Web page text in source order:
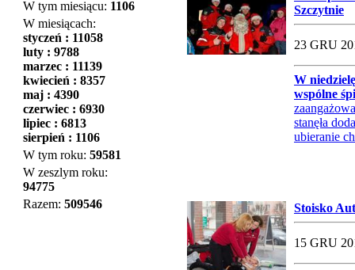
W tym miesiącu: 1106
W miesiącach:
styczeń : 11058
luty : 9788
marzec : 11139
kwiecień : 8357
maj : 4390
czerwiec : 6930
lipiec : 6813
sierpień : 1106
W tym roku: 59581
W zeszlym roku:
94775
Razem: 509546
Szczytnie
23 GRU
W
wspólne
stanęła
ubieranie
Stoisko
15 GRU